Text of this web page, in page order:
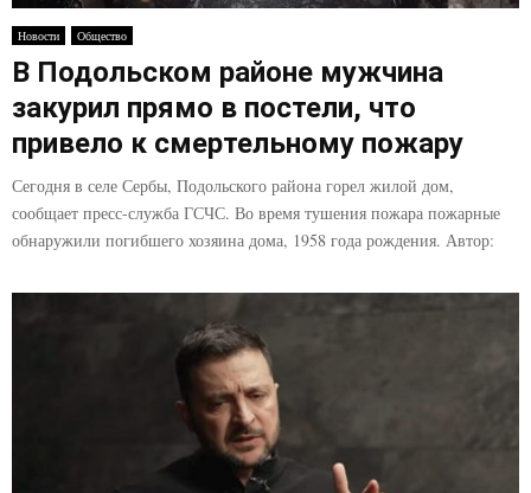
E
N
U
Новости Общество
В Подольском районе мужчина
закурил прямо в постели, что
привело к смертельному пожару
Сегодня в селе Сербы, Подольского района горел жилой дом,
сообщает пресс-служба ГСЧС. Во время тушения пожара пожарные
обнаружили погибшего хозяина дома, 1958 года рождения. Автор: